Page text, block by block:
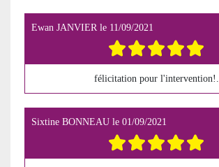
Ewan JANVIER le 11/09/2021
félicitation pour l'intervention!.
Sixtine BONNEAU le 01/09/2021